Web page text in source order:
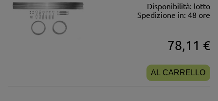
Disponibilità: lotto
Spedizione in: 48 ore
78,11 €
AL CARRELLO